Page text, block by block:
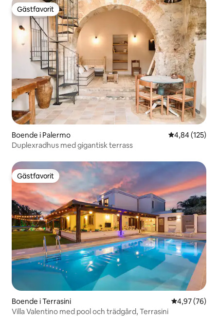
Gästfavorit
Gästfavorit
Boende i Palermo 4,84 av 5 i
4,84 (125)
Duplexradhus med gigantisk terrass
Gästfavorit
Gästfavorit
Boende i Terrasini 4,97 av 5 i
4,97 (76)
Villa Valentino med pool och trädgård, Terrasini